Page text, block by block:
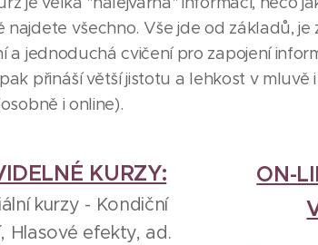
najdete všechno. Vše jde od základů,
a jednoduchá cvičení pro zapojení
přináší větší jistotu a lehkost v mluvě
i online).
KURZY:
kurzy - Kondiční
Hlasové efekty, ad.
ON-